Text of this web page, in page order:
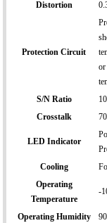
Distortion
Protection Circuit
S/N Ratio
Crosstalk
LED Indicator
Cooling
Operating
Temperature
-
Operating Humidity